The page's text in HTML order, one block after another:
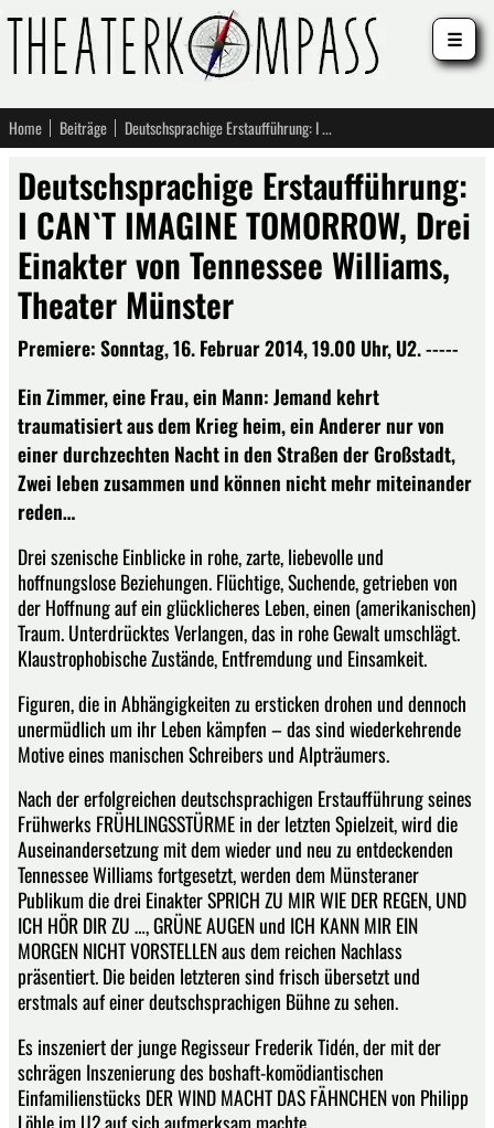
Home Beiträge Deutschsprachige Erstaufführung: I CAN`T IMAGINE TOMORROW, Drei Einakter von Tennessee Williams, Theater Münster
Deutschsprachige Erstaufführung:
I CAN`T IMAGINE TOMORROW, Drei
Einakter von Tennessee Williams,
Theater Münster
Premiere: Sonntag, 16. Februar 2014, 19.00 Uhr, U2. -----
Ein Zimmer, eine Frau, ein Mann: Jemand kehrt
traumatisiert aus dem Krieg heim, ein Anderer nur von
einer durchzechten Nacht in den Straßen der Großstadt,
Zwei leben zusammen und können nicht mehr miteinander
reden…
Drei szenische Einblicke in rohe, zarte, liebevolle und
hoffnungslose Beziehungen. Flüchtige, Suchende, getrieben von
der Hoffnung auf ein glücklicheres Leben, einen (amerikanischen)
Traum. Unterdrücktes Verlangen, das in rohe Gewalt umschlägt.
Klaustrophobische Zustände, Entfremdung und Einsamkeit.
Figuren, die in Abhängigkeiten zu ersticken drohen und dennoch
unermüdlich um ihr Leben kämpfen – das sind wiederkehrende
Motive eines manischen Schreibers und Alpträumers.
Nach der erfolgreichen deutschsprachigen Erstaufführung seines
Frühwerks FRÜHLINGSSTÜRME in der letzten Spielzeit, wird die
Auseinandersetzung mit dem wieder und neu zu entdeckenden
Tennessee Williams fortgesetzt, werden dem Münsteraner
Publikum die drei Einakter SPRICH ZU MIR WIE DER REGEN, UND
ICH HÖR DIR ZU …, GRÜNE AUGEN und ICH KANN MIR EIN
MORGEN NICHT VORSTELLEN aus dem reichen Nachlass
präsentiert. Die beiden letzteren sind frisch übersetzt und
erstmals auf einer deutschsprachigen Bühne zu sehen.
Es inszeniert der junge Regisseur Frederik Tidén, der mit der
schrägen Inszenierung des boshaft-komödiantischen
Einfamilienstücks DER WIND MACHT DAS FÄHNCHEN von Philipp
☰